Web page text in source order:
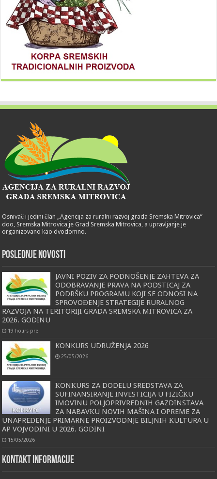
Osnivač i jedini član „Agencija za ruralni razvoj grada Sremska Mitrovica“
doo, Sremska Mitrovica je Grad Sremska Mitrovica, a upravljanje je
organizovano kao dvodomno.
POSLEDNJE NOVOSTI
JAVNI POZIV ZA PODNOŠENJE ZAHTEVA ZA
ODOBRAVANJE PRAVA NA PODSTICAJ ZA
PODRŠKU PROGRAMU KOJI SE ODNOSI NA
SPROVOĐENJE STRATEGIJE RURALNOG
RAZVOJA NA TERITORIJI GRADA SREMSKA MITROVICA ZA
2026. GODINU
19 hours pre
KONKURS UDRUŽENJA 2026
25/05/2026
КONКURS ZA DODELU SREDSTAVA ZA
SUFINANSIRANJE INVESTICIJA U FIZIČКU
IMOVINU POLJOPRIVREDNIH GAZDINSTAVA
ZA NABAVКU NOVIH MAŠINA I OPREME ZA
UNAPREĐENJE PRIMARNE PROIZVODNJE BILJNIH КULTURA U
AP VOJVODINI U 2026. GODINI
15/05/2026
KONTAKT INFORMACIJE